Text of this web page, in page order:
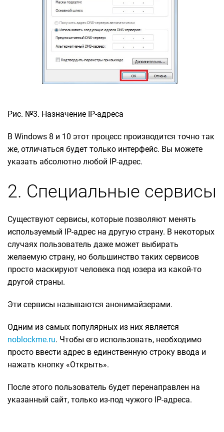
Рис. №3. Назначение IP-адреса
В Windows 8 и 10 этот процесс производится точно так
же, отличаться будет только интерфейс. Вы можете
указать абсолютно любой IP-адрес.
2. Специальные сервисы
Существуют сервисы, которые позволяют менять
используемый IP-адрес на другую страну. В некоторых
случаях пользователь даже может выбирать
желаемую страну, но большинство таких сервисов
просто маскируют человека под юзера из какой-то
другой страны.
Эти сервисы называются анонимайзерами.
Одним из самых популярных из них является
noblockme.ru. Чтобы его использовать, необходимо
просто ввести адрес в единственную строку ввода и
нажать кнопку «Открыть».
После этого пользователь будет перенаправлен на
указанный сайт, только из-под чужого IP-адреса.